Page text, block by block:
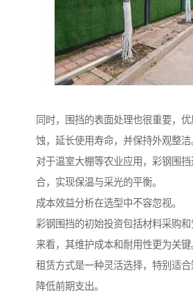
同时，围挡的表面处理也很重要，
蚀，延长使用寿命，并保持外观整洁
对于温室大棚等农业应用，彩钢围
合，实现保温与采光的平衡。
成本效益分析在选型中不容忽视。
彩钢围挡的初始投资包括材料采购
来看，其维护成本和耐用性更为关键
租赁方式是一种灵活选择，特别适
降低前期支出。